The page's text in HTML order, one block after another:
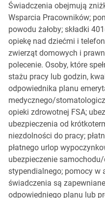
Świadczenia obejmują
Wsparcia Pracowników;
powodu żałoby; składki
opiekę nad dziećmi i
zwierząt domowych i
polecenie. Osoby, które
stażu pracy lub godzin,
odpowiednika planu
medycznego/
opieki zdrowotnej FSA;
ubezpieczenia od
niezdolności do pracy;
płatnego urlop
ubezpieczenie
stypendialnego; pomocy w
świadczenia są
odpowiedniego planu lub